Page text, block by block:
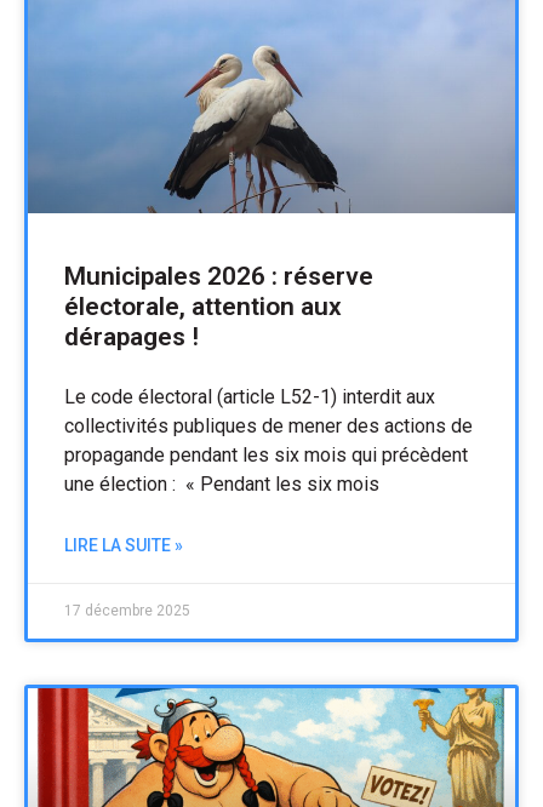
Municipales 2026 : réserve
électorale, attention aux
dérapages !
Le code électoral (article L52-1) interdit aux
collectivités publiques de mener des actions de
propagande pendant les six mois qui précèdent
une élection : « Pendant les six mois
LIRE LA SUITE »
17 décembre 2025